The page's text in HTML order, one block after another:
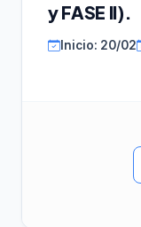
y FASE II).
Inicio: 20/02